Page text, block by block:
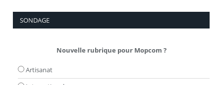
SONDAGE
Nouvelle rubrique pour Mopcom ?
Artisanat